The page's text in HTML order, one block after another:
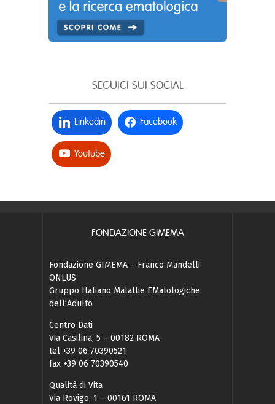
SEGUICI SUI SOCIAL
Linkedin Facebook
Youtube
FONDAZIONE GIMEMA
Fondazione GIMEMA – Franco Mandelli
ONLUS
Gruppo Italiano Malattie EMatologiche
dell’Adulto
Centro Dati
Via Casilina, 5 – 00182 ROMA
tel +39 06 70390521
fax +39 06 70390540
Qualità di Vita
Via Rovigo, 1 – 00161 ROMA